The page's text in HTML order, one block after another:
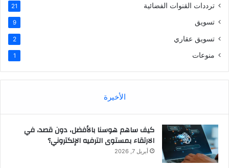
ترددات القنوات الفضائية 21
تسويق 9
تسويق عقاري 2
منوعات 1
الأخيرة
كيف ساهم هوسنا بالأفضل، دون قصد، في
الارتقاء بمستوى الترفيه الإلكتروني؟
أبريل 7, 2026